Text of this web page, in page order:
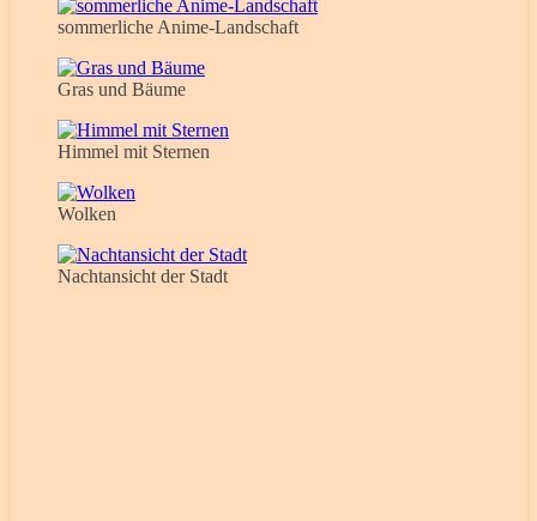
sommerliche Anime-Landschaft
Gras und Bäume
Himmel mit Sternen
Wolken
Nachtansicht der Stadt